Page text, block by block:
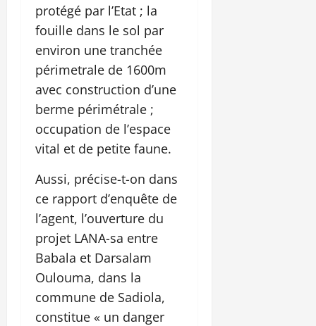
protégé par l’Etat ; la
fouille dans le sol par
environ une tranchée
périmetrale de 1600m
avec construction d’une
berme périmétrale ;
occupation de l’espace
vital et de petite faune.
Aussi, précise-t-on dans
ce rapport d’enquête de
l’agent, l’ouverture du
projet LANA-sa entre
Babala et Darsalam
Oulouma, dans la
commune de Sadiola,
constitue « un danger